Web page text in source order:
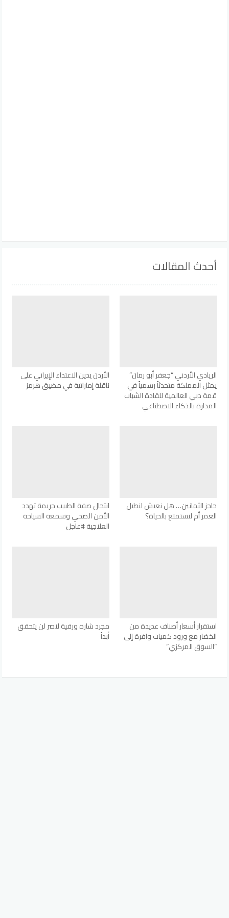
أحدث المقالات
الريادي الأردني “جعفر أبو رمان”
يمثل المملكة متحدثاً رسمياً في
قمة دبي العالمية للقادة الشباب
المدارة بالذكاء الاصطناعي
الأردن يدين الاعتداء الإيراني على
ناقلة إماراتية في مضيق هرمز
حاجز الثمانين… هل نعيش لنطيل
العمر أم لنستمتع بالحياة؟
انتحال صفة الطبيب جريمة تهدد
الأمن الصحي وسمعة السياحة
العلاجية #عاجل
استقرار أسعار أصناف عديدة من
الخضار مع ورود كميات وافرة إلى
“السوق المركزي”
مجرد شارة ورقية لنصر لن يتحقق
أبداً